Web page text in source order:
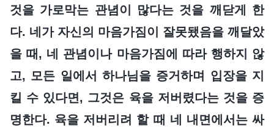
것을 가로막는 관념이 많다는 것을 깨닫게 한
다. 네가 자신의 마음가짐이 잘못됐음을 깨달았
을 때, 네 관념이나 마음가짐에 따라 행하지 않
고, 모든 일에서 하나님을 증거하며 입장을 지
킬 수 있다면, 그것은 육을 저버렸다는 것을 증
명한다. 육을 저버리려 할 때 네 내면에서는 싸